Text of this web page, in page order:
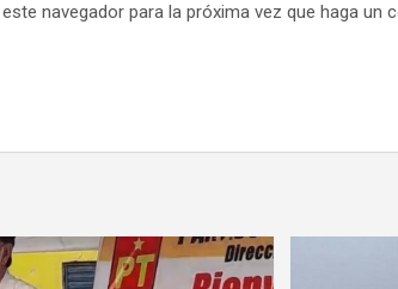
navegador para la próxima vez que haga un